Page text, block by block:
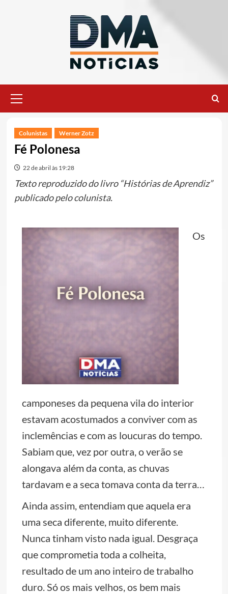
principal
Colunistas Werner Zotz
Fé Polonesa
22 de abril às 19:28
Texto reproduzido do livro “Histórias de Aprendiz”
publicado pelo colunista.
Os
camponeses da pequena vila do interior
estavam acostumados a conviver com as
inclemências e com as loucuras do tempo.
Sabiam que, vez por outra, o verão se
alongava além da conta, as chuvas
tardavam e a seca tomava conta da terra…
Ainda assim, entendiam que aquela era
uma seca diferente, muito diferente.
Nunca tinham visto nada igual. Desgraça
que comprometia toda a colheita,
resultado de um ano inteiro de trabalho
duro. Só os mais velhos, os bem mais